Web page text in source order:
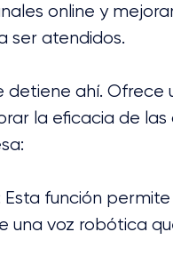
online y
ser atendidos.
detiene ahí.
la eficacia de
Esta función
una voz robótica